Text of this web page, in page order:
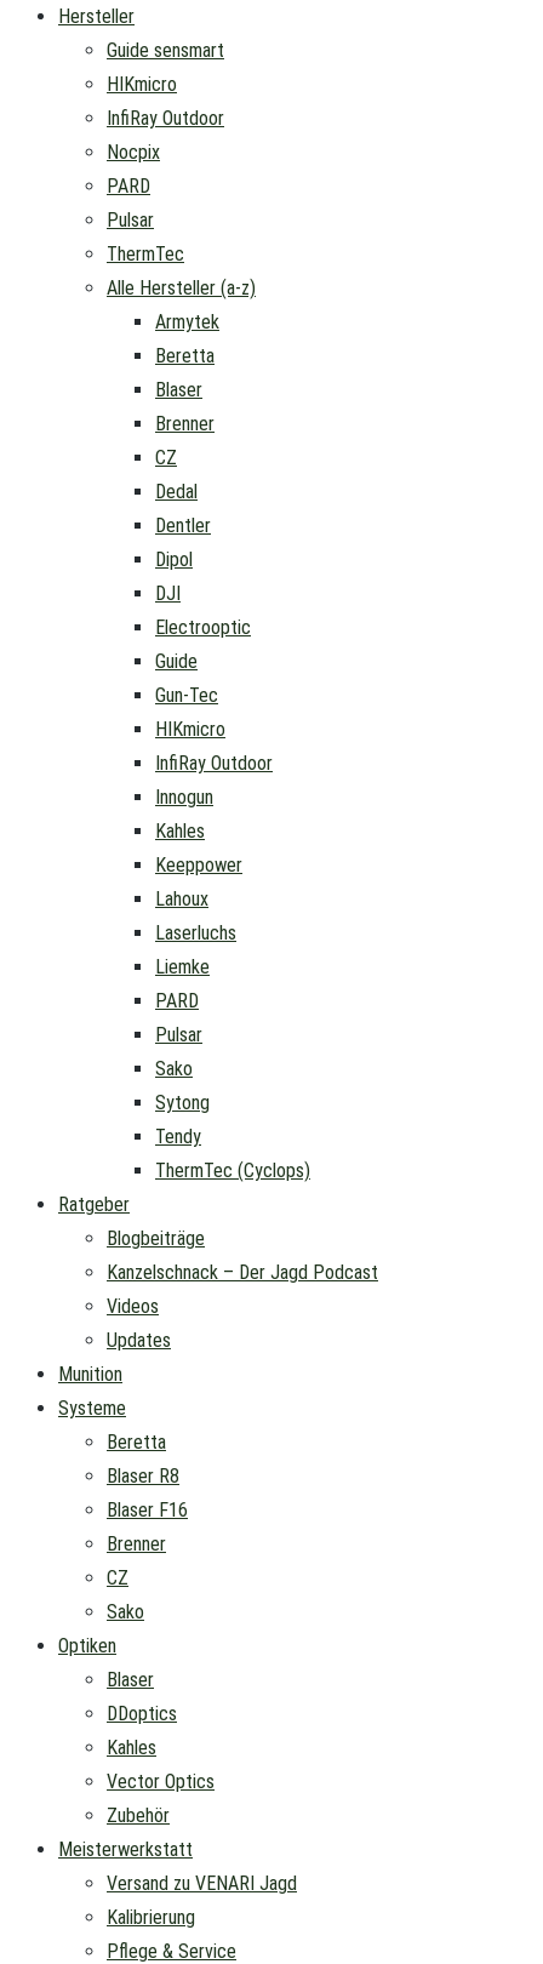
Hersteller
Guide sensmart
HIKmicro
InfiRay Outdoor
Nocpix
PARD
Pulsar
ThermTec
Alle Hersteller (a-z)
Armytek
Beretta
Blaser
Brenner
CZ
Dedal
Dentler
Dipol
DJI
Electrooptic
Guide
Gun-Tec
HIKmicro
InfiRay Outdoor
Innogun
Kahles
Keeppower
Lahoux
Laserluchs
Liemke
PARD
Pulsar
Sako
Sytong
Tendy
ThermTec (Cyclops)
Ratgeber
Blogbeiträge
Kanzelschnack – Der Jagd Podcast
Videos
Updates
Munition
Systeme
Beretta
Blaser R8
Blaser F16
Brenner
CZ
Sako
Optiken
Blaser
DDoptics
Kahles
Vector Optics
Zubehör
Meisterwerkstatt
Versand zu VENARI Jagd
Kalibrierung
Pflege & Service